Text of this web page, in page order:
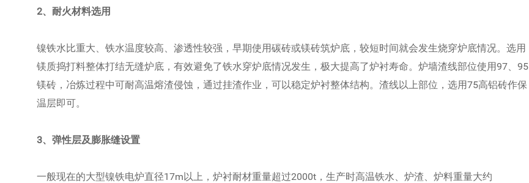
2、耐火材料选用
镍铁水比重大、铁水温度较高、渗透性较强，早期使用碳砖或镁砖筑炉底，较短时间就会发生烧穿炉底情况。选用
镁质捣打料整体打结无缝炉底，有效避免了铁水穿炉底情况发生，极大提高了炉衬寿命。炉墙渣线部位使用97、95
镁砖，冶炼过程中可耐高温熔渣侵蚀，通过挂渣作业，可以稳定炉衬整体结构。渣线以上部位，选用75高铝砖作保
温层即可。
3、弹性层及膨胀缝设置
一般现在的大型镍铁电炉直径17m以上，炉衬耐材重量超过2000t，生产时高温铁水、炉渣、炉料重量大约